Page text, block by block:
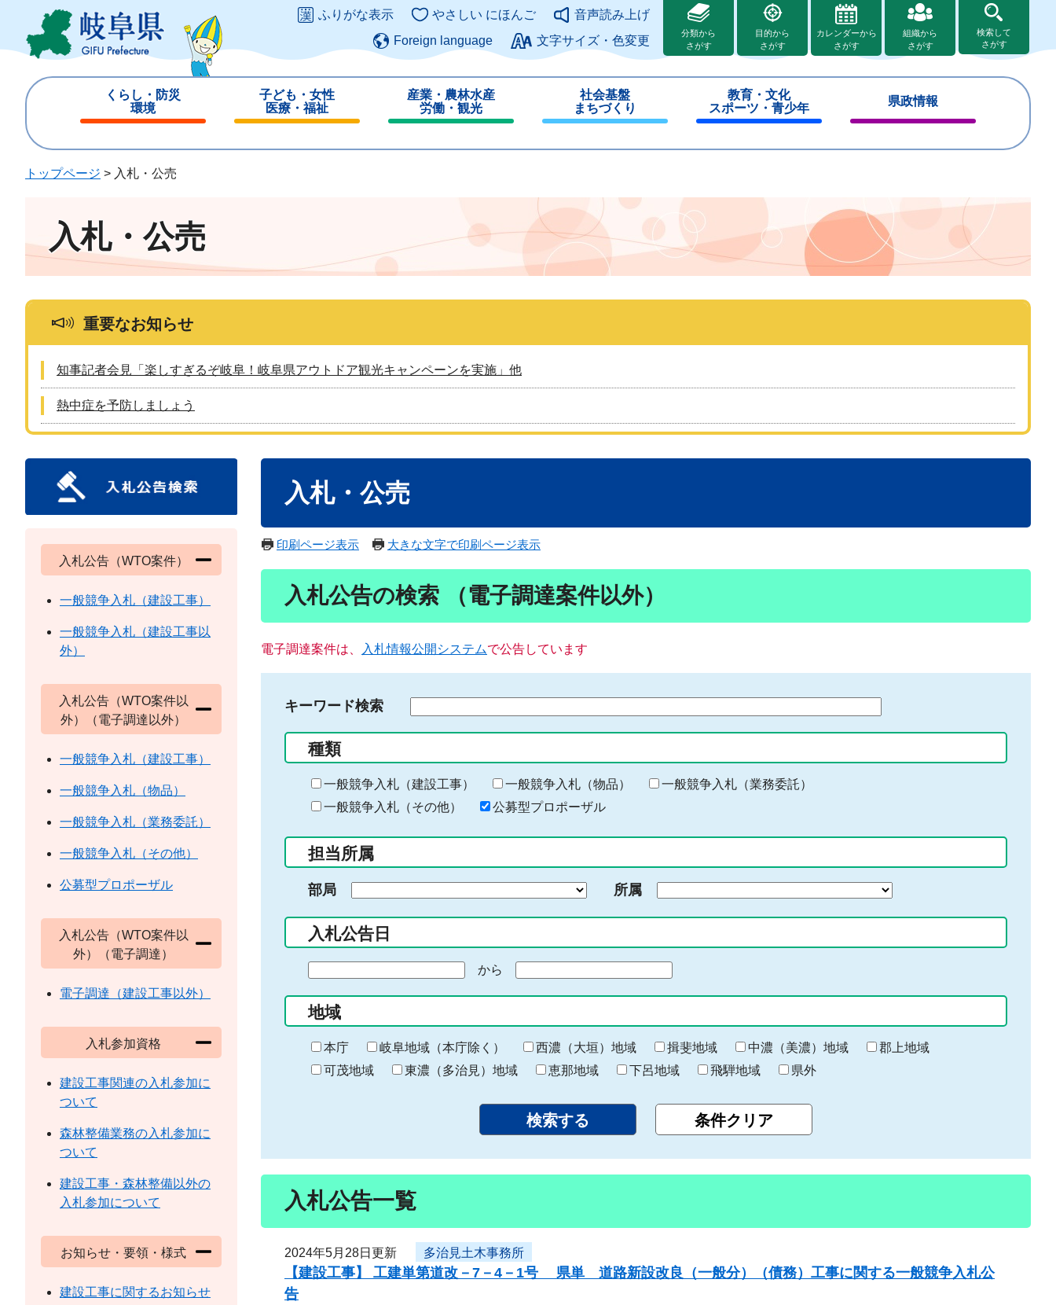
ジ
ュ
このページの本文へ
ふりがな表示 やさしい にほんご
音声読み上げ
Foreign language
文字サイズ・色変更
分類から
さがす
目的から
さがす
カレンダーから
さがす
組織から
さがす
検索して
さがす
くらし・防災
環境
じ
子ども・女性
医療・福祉
じ
産業・農林水産
労働・観光
じ
社会基盤
まちづくり
じ
教育・文化
スポーツ・青少年
じ
県政情報
じ
トップページ > 入札・公売
入札・公売
重要なお知らせ
知事記者会見「楽しすぎるぞ岐阜！岐阜県アウトドア観光キャンペーンを実施」他
熱中症を予防しましょう
入札・公売
印刷ページ表示 大きな文字で印刷ページ表示
入札公告の検索 （電子調達案件以外）
電子調達案件は、 入札情報公開システムで公告しています
キーワード検索
る
キ
ー
ー
入
力
種類
一般競争入札（建設工事） 一般競争入札（物品）
一般競争入札（業務委託）
一般競争入札（その他）
公募型プロポーザル
担当所属
部局 所属
入札公告日
の
始
ま
り
から
終
わ
り
地域
本庁 岐阜地域（本庁除く） 西濃（大垣）地域 揖斐地域 中濃（美濃）地域
郡上地域
可茂地域
東濃（多治見）地域 恵那地域 下呂地域 飛騨地域 県外
入札公告一覧
2024年5月28日更新 多治見土木事務所
【建設工事】 工建単第道改－7－4－1号 県単 道路新設改良（一般分）（債務）工事に関する一般競争入札公
告
入札公告（WTO案件）
一般競争入札（建設工事）
一般競争入札（建設工事以
外）
入札公告（WTO案件以
外）（電子調達以外）
一般競争入札（建設工事）
一般競争入札（物品）
一般競争入札（業務委託）
一般競争入札（その他）
公募型プロポーザル
入札公告（WTO案件以
外）（電子調達）
電子調達（建設工事以外）
入札参加資格
建設工事関連の入札参加に
ついて
森林整備業務の入札参加に
ついて
建設工事・森林整備以外の
入札参加について
お知らせ・要領・様式
建設工事に関するお知らせ